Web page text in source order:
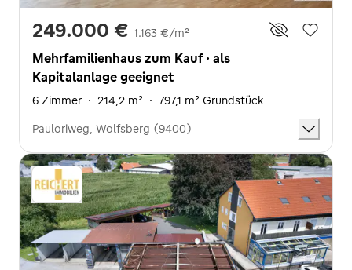
249.000 € 1.163 €/m²
Mehrfamilienhaus zum Kauf · als
Kapitalanlage geeignet
6 Zimmer · 214,2 m² · 797,1 m² Grundstück
Pauloriweg, Wolfsberg (9400)